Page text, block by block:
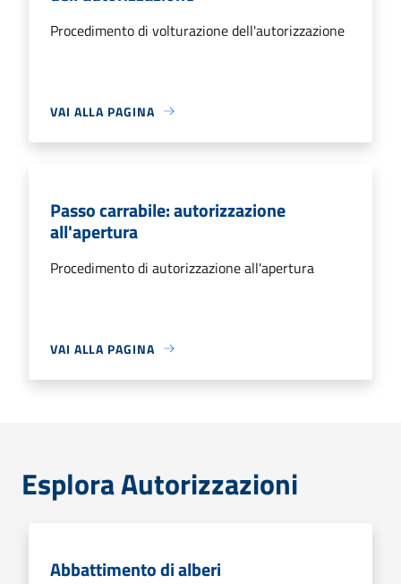
Procedimento di volturazione dell'autorizzazione
VAI ALLA PAGINA
Passo carrabile: autorizzazione
all'apertura
Procedimento di autorizzazione all'apertura
VAI ALLA PAGINA
Esplora Autorizzazioni
Abbattimento di alberi